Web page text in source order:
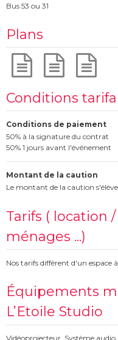
Bus 53 ou 31
Plans
Conditions
Conditions de paiement
50% à la signature du contrat
50% 1 jours avant l'événement
Montant de la caution
Le montant de la caution
Tarifs ( location
ménages ...)
Nos tarifs diffèrent d'un espace
Équipements
L’Etoile Studio
Vidéoprojecteur, Système